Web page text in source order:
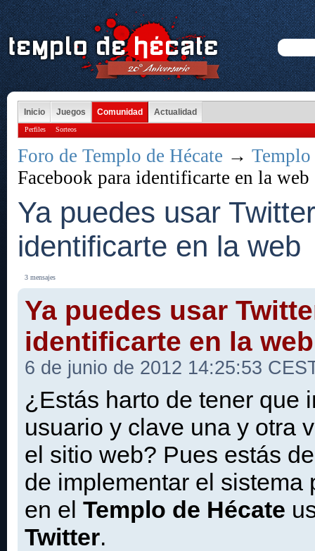
Inicio Juegos Comunidad Actualidad
Perfiles Sorteos
Foro de Templo de Hécate → Templo
Facebook para identificarte en la web
Ya puedes usar
identificarte en la web
3 mensajes
Ya puedes usar
identificarte en la web
6 de junio de 2012 14:25:53
¿Estás harto de tener que
usuario y clave una y otra
el sitio web? Pues estás
de implementar el sistema
en el Templo de Hécate
Twitter.